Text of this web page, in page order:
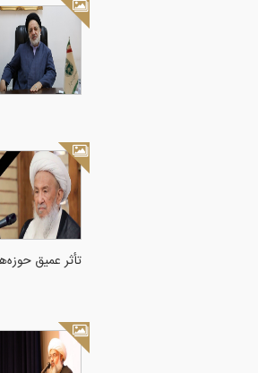
تأثر عمیق